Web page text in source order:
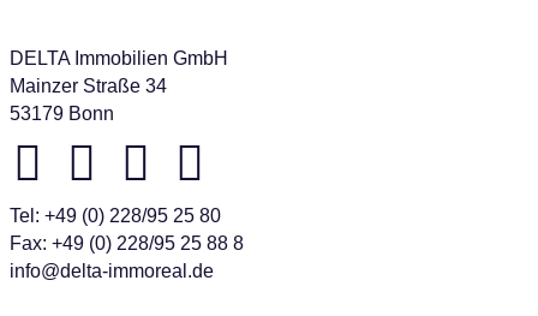
DELTA Immobilien GmbH
Mainzer Straße 34
53179 Bonn
Tel: +49 (0) 228/95 25 80
Fax: +49 (0) 228/95 25 88 8
info@delta-immoreal.de